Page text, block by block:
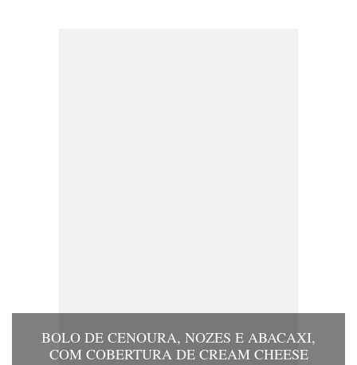
BOLO DE CENOURA, NOZES E ABACAXI,
COM COBERTURA DE CREAM CHEESE